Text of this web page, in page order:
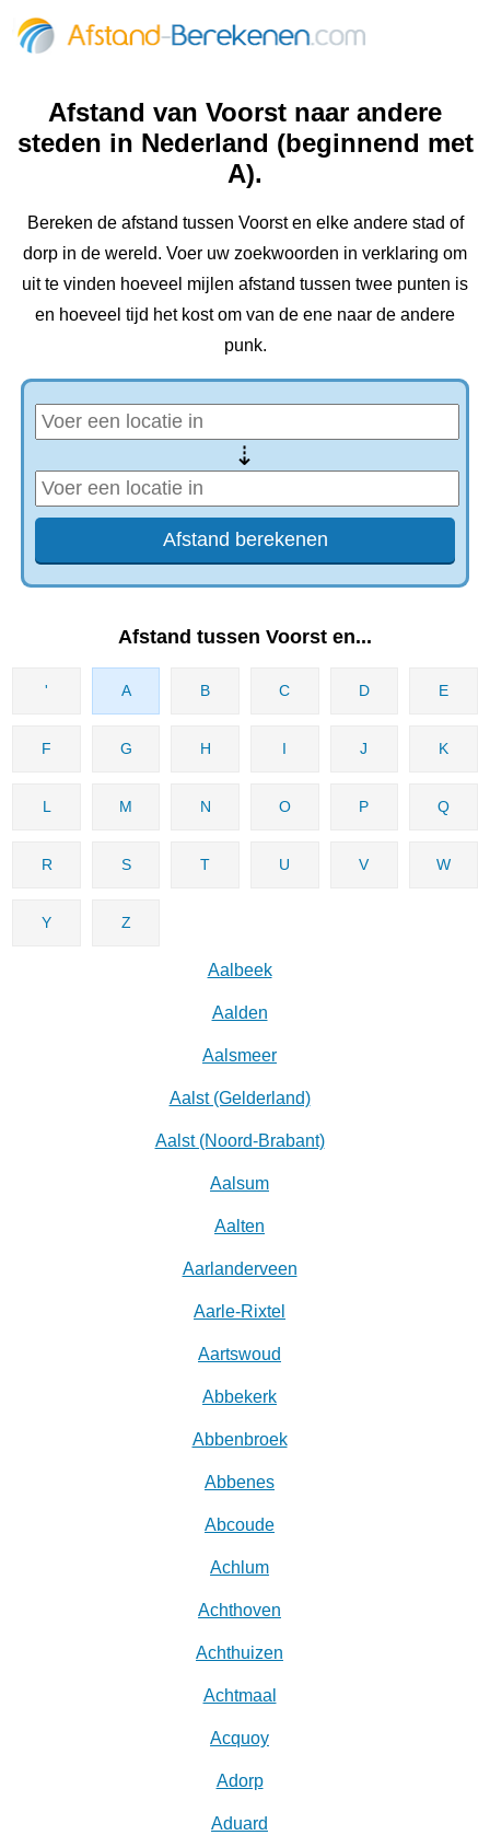
Afstand van Voorst naar andere
steden in Nederland (beginnend met
A).
Bereken de afstand tussen Voorst en elke andere stad of
dorp in de wereld. Voer uw zoekwoorden in verklaring om
uit te vinden hoeveel mijlen afstand tussen twee punten is
en hoeveel tijd het kost om van de ene naar de andere
punk.
⇢
Afstand tussen Voorst en...
' A B C D E
F G H I J K
L M N O P Q
R S T U V W
Y Z
Aalbeek
Aalden
Aalsmeer
Aalst (Gelderland)
Aalst (Noord-Brabant)
Aalsum
Aalten
Aarlanderveen
Aarle-Rixtel
Aartswoud
Abbekerk
Abbenbroek
Abbenes
Abcoude
Achlum
Achthoven
Achthuizen
Achtmaal
Acquoy
Adorp
Aduard